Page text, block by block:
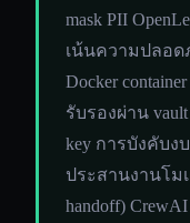
mask PII
เน้นความปลอ
Docker
รับรองผ่าน
key การบังคับง
ประสานงานโมเ
handoff)